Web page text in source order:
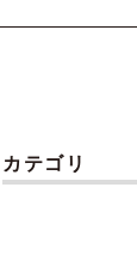
カテゴリ